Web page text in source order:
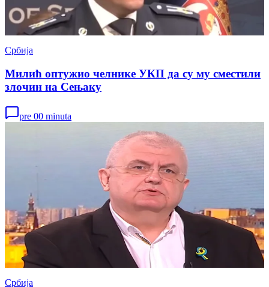
Србија
Милић оптужио челнике УКП да су му сместили
злочин на Сењаку
pre 00 minuta
Србија